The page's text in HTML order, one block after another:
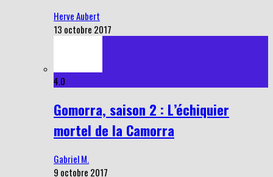
Herve Aubert
13 octobre 2017
4.0
Gomorra, saison 2 : L’échiquier
mortel de la Camorra
Gabriel M.
9 octobre 2017